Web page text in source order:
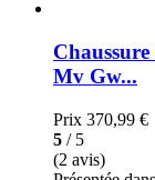
Mv Gw...
Prix 370,99 €
5 / 5
(2 avis)